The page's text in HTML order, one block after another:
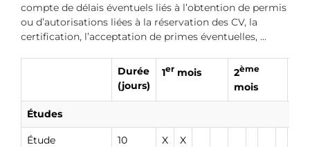
compte de délais éventuels liés à l’obtention de permis
ou d’autorisations liées à la réservation des CV, la
certification, l’acceptation de primes éventuelles, …
Durée
(jours)
1er mois 2ème
mois
Études
Étude
10 X X